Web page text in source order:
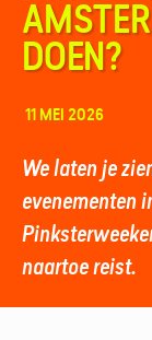
DOEN?
11 MEI 2026
We laten je
evenementen
naartoe reist.